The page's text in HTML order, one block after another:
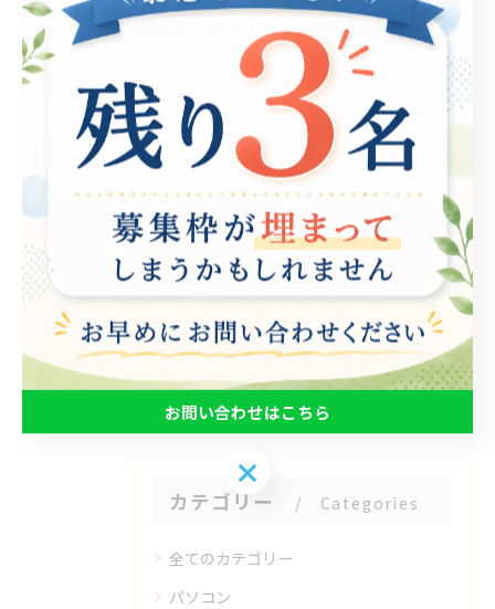
#Ｂ型事業所 #就労支援 #就労継続支援b型 #就労支援B
型PLUSULTRA #お問い合わせ
< 前のページ 一覧に戻る 次のページ >
関連タグ
#就労支援 #就労継続支援B型
カテゴリー Categories
全てのカテゴリー
パソコン
お問い合わせはこちら
お問い合わせはこちら